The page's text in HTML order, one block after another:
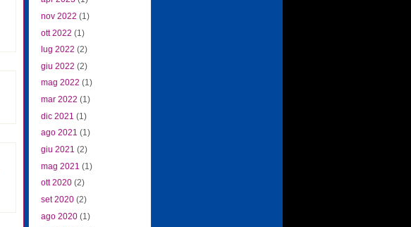
nov 2022 (1)
ott 2022 (1)
lug 2022 (2)
giu 2022 (2)
mag 2022 (1)
mar 2022 (1)
dic 2021 (1)
ago 2021 (1)
giu 2021 (2)
mag 2021 (1)
ott 2020 (2)
set 2020 (2)
ago 2020 (1)